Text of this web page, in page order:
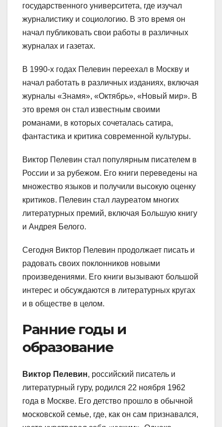
государственного университета, где изучал
журналистику и социологию. В это время он
начал публиковать свои работы в различных
журналах и газетах.
В 1990-х годах Пелевин переехал в Москву и
начал работать в различных изданиях, включая
журналы «Знамя», «Октябрь», «Новый мир». В
это время он стал известным своими
романами, в которых сочеталась сатира,
фантастика и критика современной культуры.
Виктор Пелевин стал популярным писателем в
России и за рубежом. Его книги переведены на
множество языков и получили высокую оценку
критиков. Пелевин стал лауреатом многих
литературных премий, включая Большую книгу
и Андрея Белого.
Сегодня Виктор Пелевин продолжает писать и
радовать своих поклонников новыми
произведениями. Его книги вызывают большой
интерес и обсуждаются в литературных кругах
и в обществе в целом.
Ранние годы и
образование
Виктор Пелевин, российский писатель и
литературный гуру, родился 22 ноября 1962
года в Москве. Его детство прошло в обычной
московской семье, где, как он сам признавался,